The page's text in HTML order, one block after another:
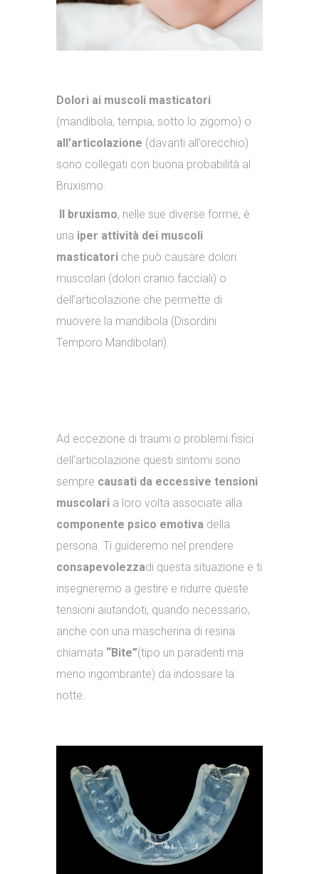
Dolori ai muscoli masticatori
(mandibola, tempia, sotto lo zigomo) o
all’articolazione (davanti all’orecchio)
sono collegati con buona probabilità al
Bruxismo.
Il bruxismo, nelle sue diverse forme, è
una iper attività dei muscoli
masticatori che può causare dolori
muscolari (dolori cranio facciali) o
dell’articolazione che permette di
muovere la mandibola (Disordini
Temporo Mandibolari).
Ad eccezione di traumi o problemi fisici
dell’articolazione questi sintomi sono
sempre causati da eccessive tensioni
muscolari a loro volta associate alla
componente psico emotiva della
persona. Ti guideremo nel prendere
consapevolezzadi questa situazione e ti
insegneremo a gestire e ridurre queste
tensioni aiutandoti, quando necessario,
anche con una mascherina di resina
chiamata “Bite”(tipo un paradenti ma
meno ingombrante) da indossare la
notte.